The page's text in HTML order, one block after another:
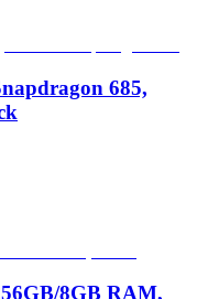
685,
8GB RAM,